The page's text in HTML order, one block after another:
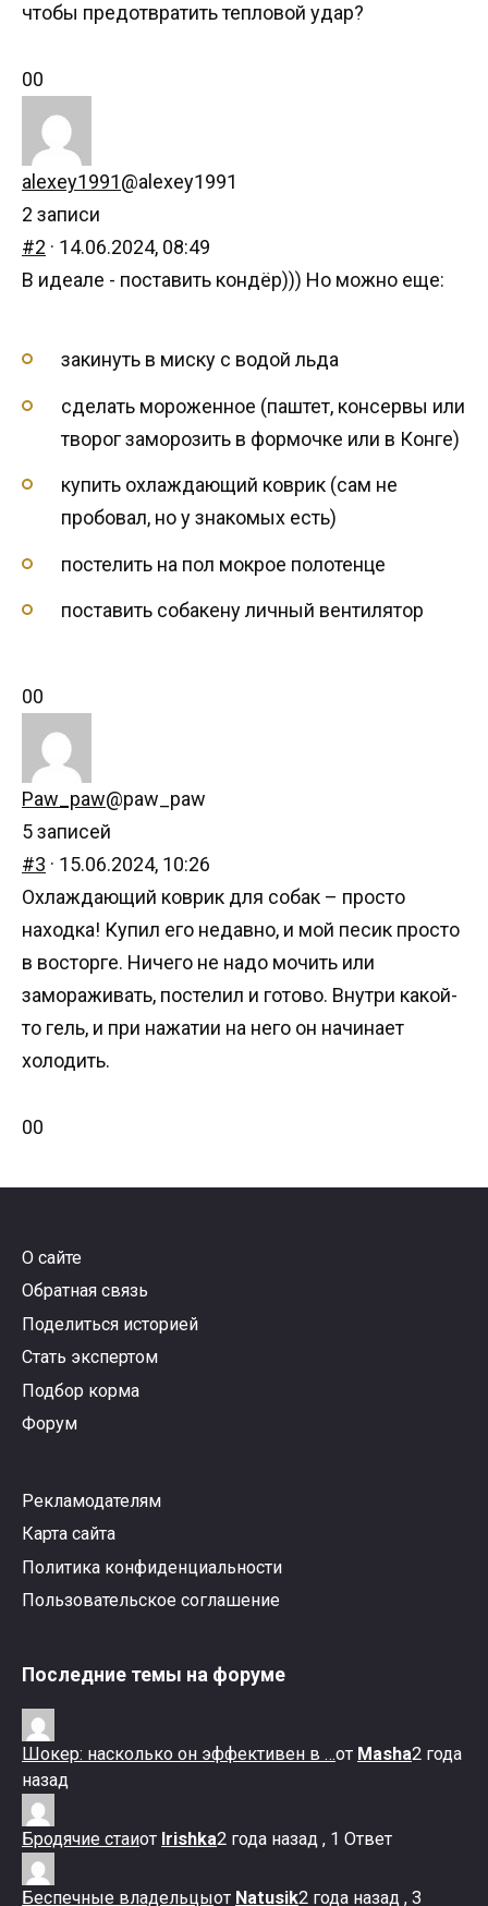
чтобы предотвратить тепловой удар?
Голосуйте
палец
вниз.
0Голосуйте
палец
вверх.
0
alexey1991@alexey1991
2 записи
#2 · 14.06.2024, 08:49
В идеале - поставить кондёр))) Но можно еще:
закинуть в миску с водой льда
сделать мороженное (паштет, консервы или
творог заморозить в формочке или в Конге)
купить охлаждающий коврик (сам не
пробовал, но у знакомых есть)
постелить на пол мокрое полотенце
поставить собакену личный вентилятор
Голосуйте
палец
вниз.
0Голосуйте
палец
вверх.
0
Paw_paw@paw_paw
5 записей
#3 · 15.06.2024, 10:26
Охлаждающий коврик для собак – просто
находка! Купил его недавно, и мой песик просто
в восторге. Ничего не надо мочить или
замораживать, постелил и готово. Внутри какой-
то гель, и при нажатии на него он начинает
холодить.
Голосуйте
палец
0Голосуйте
палец
0
О сайте
Обратная связь
Поделиться историей
Стать экспертом
Подбор корма
Форум
Рекламодателям
Карта сайта
Политика конфиденциальности
Пользовательское соглашение
Последние темы на форуме
Шокер: насколько он эффективен в …от Masha2 года
назад
Бродячие стаиот Irishka2 года назад , 1 Ответ
Беспечные владельцыот Natusik2 года назад , 3